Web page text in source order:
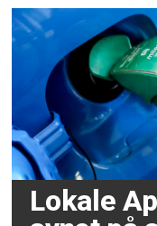
Lokale